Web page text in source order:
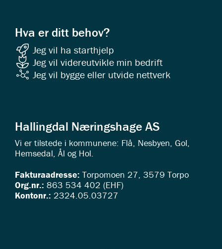
Hva er ditt behov?
Jeg vil ha starthjelp
Jeg vil videreutvikle min bedrift
Jeg vil bygge eller utvide nettverk
Hallingdal Næringshage AS
Vi er tilstede i kommunene: Flå, Nesbyen, Gol,
Hemsedal, Ål og Hol.
Fakturaadresse: Torpomoen 27, 3579 Torpo
Org.nr.: 863 534 402 (EHF)
Kontonr.: 2324.05.03727